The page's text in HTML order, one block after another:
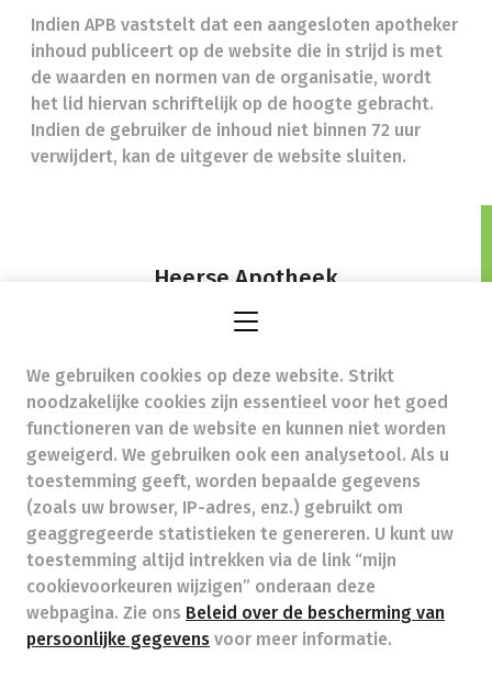
Indien APB vaststelt dat een aangesloten apotheker
inhoud publiceert op de website die in strijd is met
de waarden en normen van de organisatie, wordt
het lid hiervan schriftelijk op de hoogte gebracht.
Indien de gebruiker de inhoud niet binnen 72 uur
verwijdert, kan de uitgever de website sluiten.
Heerse Apotheek
Steenweg 129,
heerse.apotheek@telenet.be - Ondernemingsnummer
(BTW nr.) (BE)0466404110
Beroepstitel: Apotheker werkzaam in België
Beroepsvereniging: Algemene Pharmaceutische
Bond autorisatienummer FAGG 732201
Valt onder toezicht van de Orde der Apothekers,
02/537.42.67, Henri Jasparlaan 94 1060 Brussel
Deontologie:
Code van de farmaceutische plichtenleer
Tarieven terugbetaalde zorg
We gebruiken cookies op deze website. Strikt
noodzakelijke cookies zijn essentieel voor het goed
functioneren van de website en kunnen niet worden
geweigerd. We gebruiken ook een analysetool. Als u
toestemming geeft, worden bepaalde gegevens
(zoals uw browser, IP-adres, enz.) gebruikt om
geaggregeerde statistieken te genereren. U kunt uw
toestemming altijd intrekken via de link “mijn
cookievoorkeuren wijzigen” onderaan deze
webpagina. Zie ons Beleid over de bescherming van
persoonlijke gegevens voor meer informatie.